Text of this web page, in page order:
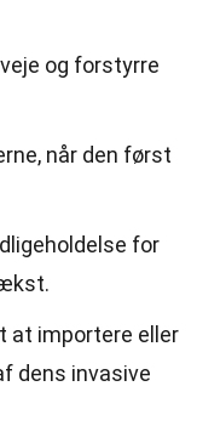
og forstyrre
når den først
for
at importere eller
dens invasive